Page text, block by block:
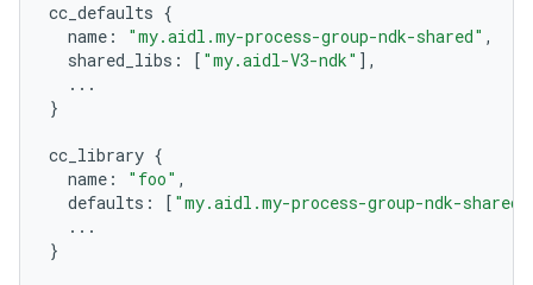
cc_defaults {
name : "my.aidl.my-process-group-ndk-shared" ,
shared_libs : [ "my.aidl-V3-ndk" ],
...
}
cc_library {
name : "foo" ,
defaults : [ "my.aidl.my-process-group-ndk-shared"
...
}